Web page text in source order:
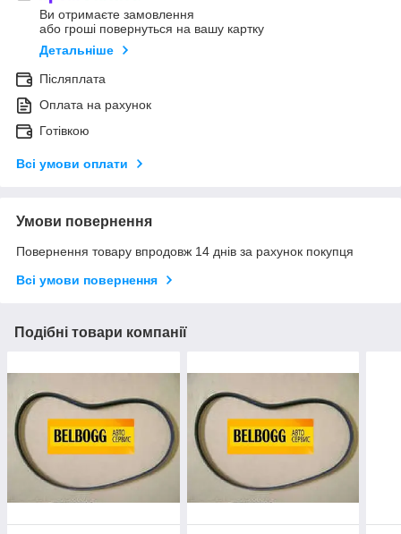
Ви отримаєте замовлення
або гроші повернуться на вашу картку
Детальніше
Післяплата
Оплата на рахунок
Готівкою
Всі умови оплати
Умови повернення
Повернення товару впродовж 14 днів за рахунок покупця
Всі умови повернення
Подібні товари компанії